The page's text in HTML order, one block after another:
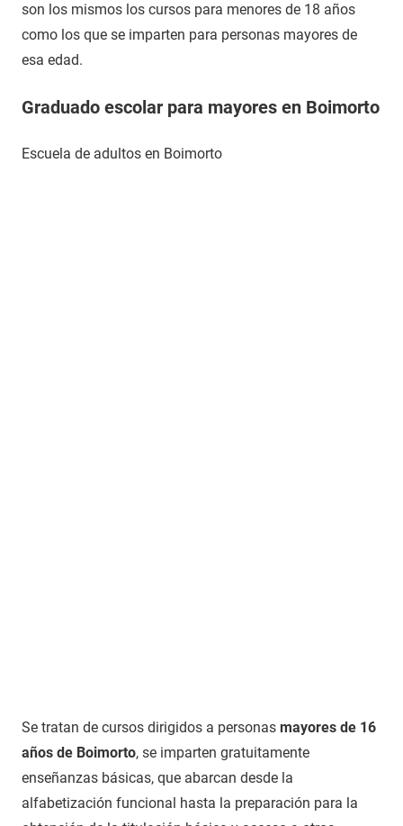
son los mismos los cursos para menores de 18 años
como los que se imparten para personas mayores de
esa edad.
Graduado escolar para mayores en Boimorto
Escuela de adultos en Boimorto
Se tratan de cursos dirigidos a personas mayores de 16
años de Boimorto, se imparten gratuitamente
enseñanzas básicas, que abarcan desde la
alfabetización funcional hasta la preparación para la